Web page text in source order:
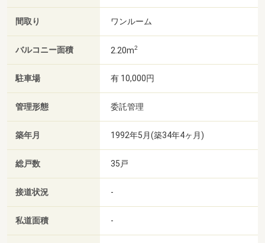
間取り ワンルーム
バルコニー面積 2.20m2
駐車場 有 10,000円
管理形態 委託管理
築年月 1992年5月(築34年4ヶ月)
総戸数 35戸
接道状況 -
私道面積 -